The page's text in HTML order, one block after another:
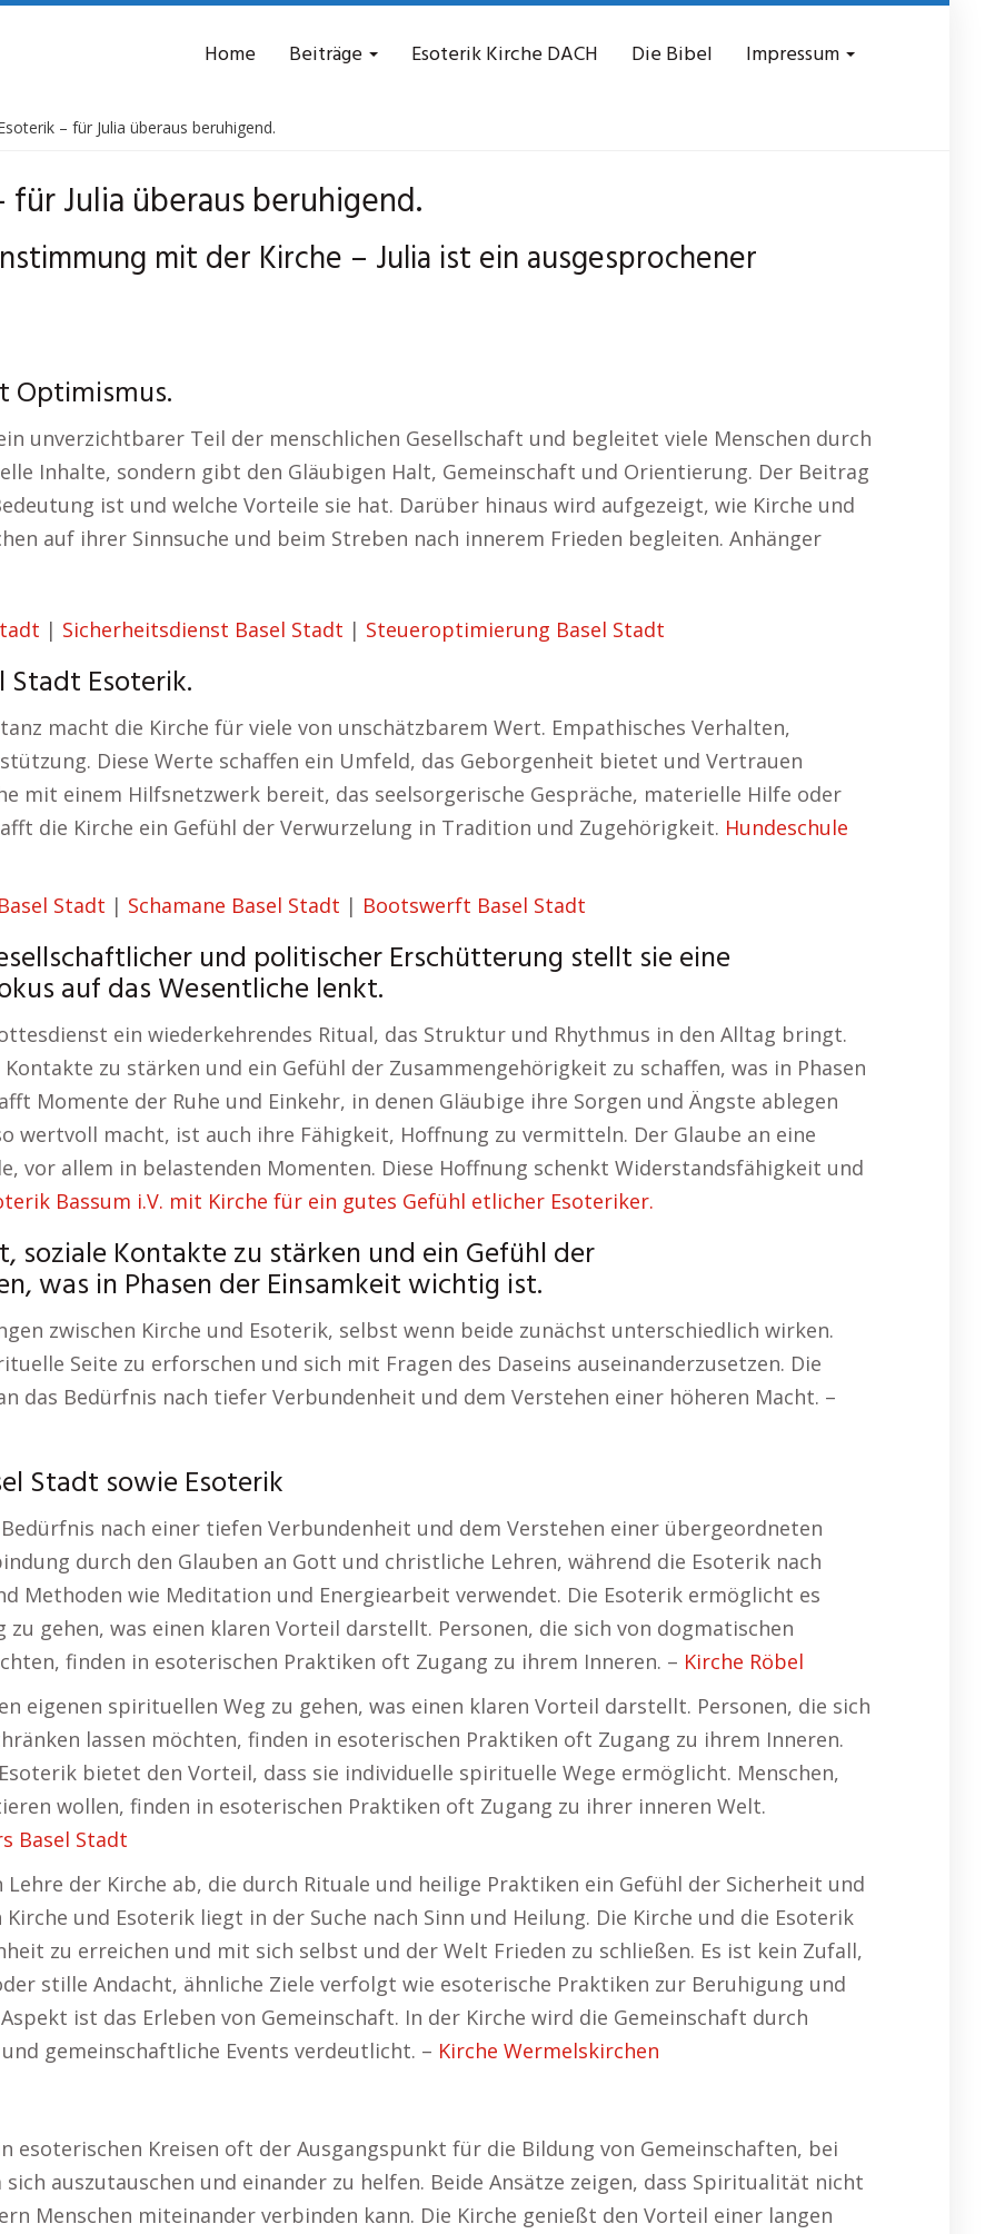
Home Beiträge Esoterik Kirche DACH Die Bibel Impressum
– für Julia überaus beruhigend.
Julia überaus beruhigend.
mit der Kirche – Julia ist ein ausgesprochener
Optimismus.
unverzichtbarer Teil der menschlichen Gesellschaft und begleitet viele Menschen durch
Inhalte, sondern gibt den Gläubigen Halt, Gemeinschaft und Orientierung. Der Beitrag
ist und welche Vorteile sie hat. Darüber hinaus wird aufgezeigt, wie Kirche und
auf ihrer Sinnsuche und beim Streben nach innerem Frieden begleiten. Anhänger
| Sicherheitsdienst Basel Stadt | Steueroptimierung Basel Stadt
Stadt Esoterik.
macht die Kirche für viele von unschätzbarem Wert. Empathisches Verhalten,
Diese Werte schaffen ein Umfeld, das Geborgenheit bietet und Vertrauen
mit einem Hilfsnetzwerk bereit, das seelsorgerische Gespräche, materielle Hilfe oder
die Kirche ein Gefühl der Verwurzelung in Tradition und Zugehörigkeit. Hundeschule
Stadt | Schamane Basel Stadt | Bootswerft Basel Stadt
und politischer Erschütterung stellt sie eine
auf das Wesentliche lenkt.
ein wiederkehrendes Ritual, das Struktur und Rhythmus in den Alltag bringt.
zu stärken und ein Gefühl der Zusammengehörigkeit zu schaffen, was in Phasen
Momente der Ruhe und Einkehr, in denen Gläubige ihre Sorgen und Ängste ablegen
wertvoll macht, ist auch ihre Fähigkeit, Hoffnung zu vermitteln. Der Glaube an eine
vor allem in belastenden Momenten. Diese Hoffnung schenkt Widerstandsfähigkeit und
Bassum i.V. mit Kirche für ein gutes Gefühl etlicher Esoteriker.
soziale Kontakte zu stärken und ein Gefühl der
was in Phasen der Einsamkeit wichtig ist.
zwischen Kirche und Esoterik, selbst wenn beide zunächst unterschiedlich wirken.
Seite zu erforschen und sich mit Fragen des Daseins auseinanderzusetzen. Die
das Bedürfnis nach tiefer Verbundenheit und dem Verstehen einer höheren Macht. –
Stadt sowie Esoterik
nach einer tiefen Verbundenheit und dem Verstehen einer übergeordneten
durch den Glauben an Gott und christliche Lehren, während die Esoterik nach
Methoden wie Meditation und Energiearbeit verwendet. Die Esoterik ermöglicht es
gehen, was einen klaren Vorteil darstellt. Personen, die sich von dogmatischen
finden in esoterischen Praktiken oft Zugang zu ihrem Inneren. – Kirche Röbel
eigenen spirituellen Weg zu gehen, was einen klaren Vorteil darstellt. Personen, die sich
lassen möchten, finden in esoterischen Praktiken oft Zugang zu ihrem Inneren.
bietet den Vorteil, dass sie individuelle spirituelle Wege ermöglicht. Menschen,
wollen, finden in esoterischen Praktiken oft Zugang zu ihrer inneren Welt.
Basel Stadt
der Kirche ab, die durch Rituale und heilige Praktiken ein Gefühl der Sicherheit und
und Esoterik liegt in der Suche nach Sinn und Heilung. Die Kirche und die Esoterik
zu erreichen und mit sich selbst und der Welt Frieden zu schließen. Es ist kein Zufall,
stille Andacht, ähnliche Ziele verfolgt wie esoterische Praktiken zur Beruhigung und
ist das Erleben von Gemeinschaft. In der Kirche wird die Gemeinschaft durch
gemeinschaftliche Events verdeutlicht. – Kirche Wermelskirchen
esoterischen Kreisen oft der Ausgangspunkt für die Bildung von Gemeinschaften, bei
auszutauschen und einander zu helfen. Beide Ansätze zeigen, dass Spiritualität nicht
Menschen miteinander verbinden kann. Die Kirche genießt den Vorteil einer langen